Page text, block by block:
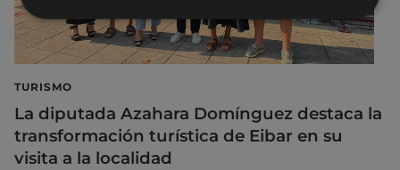
TURISMO
La diputada Azahara Domínguez destaca la
transformación turística de Eibar en su
visita a la localidad